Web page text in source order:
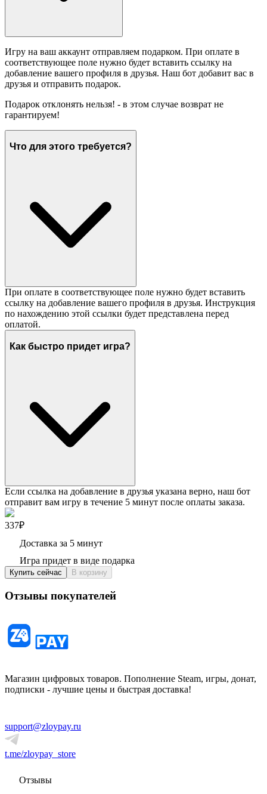
Игру на ваш аккаунт отправляем подарком. При оплате в
соответствующее поле нужно будет вставить ссылку на
добавление вашего профиля в друзья. Наш бот добавит вас в
друзья и отправить подарок.
Подарок отклонять нельзя! - в этом случае возврат не
гарантируем!
Что для этого требуется?
При оплате в соответствующее поле нужно будет вставить
ссылку на добавление вашего профиля в друзья. Инструкция
по нахождению этой ссылки будет представлена перед
оплатой.
Как быстро придет игра?
Если ссылка на добавление в друзья указана верно, наш бот
отправит вам игру в течение 5 минут после оплаты заказа.
337₽
Доставка за 5 минут
Игра придет в виде подарка
Купить сейчас В корзину
Отзывы покупателей
Магазин цифровых товаров. Пополнение Steam, игры, донат,
подписки - лучшие цены и быстрая доставка!
support@zloypay.ru
t.me/zloypay_store
Отзывы